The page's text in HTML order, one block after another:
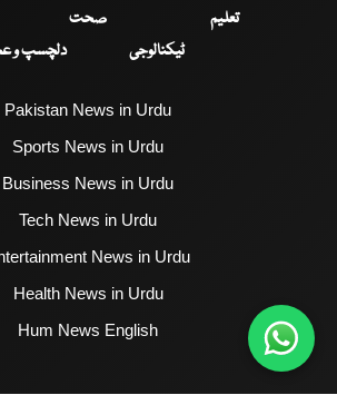
تعلیم
صحت
ٹیکنالوجی
دلچسپ و
Pakistan News in Urdu
Sports News in Urdu
Business News in Urdu
Tech News in Urdu
News in Urdu
Health News in Urdu
Hum News English